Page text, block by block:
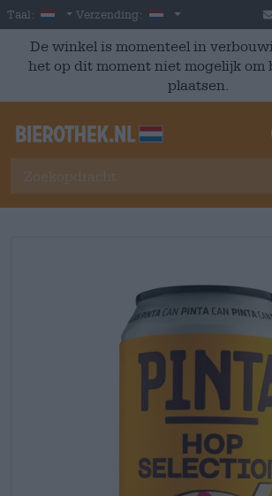
Skip to main content
Taal: Dutch
Verzending: Nederland
De winkel is momenteel in
het op dit moment niet mogelijk om
plaatsen.